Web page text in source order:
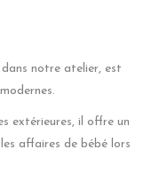
notre atelier, est
extérieures, il offre un
affaires de bébé lors